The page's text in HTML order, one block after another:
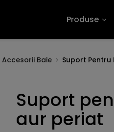
Produse
Accesorii Baie Suport Pentru
Suport
aur periat